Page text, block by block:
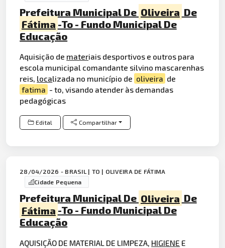
Prefeitura Municipal De Oliveira De
Fátima -To - Fundo Municipal De
Educação
Aquisição de materiais desportivos e outros para
escola municipal comandante silvino mascarenhas
reis, localizada no município de oliveira de
fatima - to, visando atender às demandas
pedagógicas
Edital Compartilhar
28/04/2026 - BRASIL | TO | OLIVEIRA DE FÁTIMA
Cidade Pequena
Prefeitura Municipal De Oliveira De
Fátima -To - Fundo Municipal De
Educação
AQUISIÇÃO DE MATERIAL DE LIMPEZA, HIGIENE E